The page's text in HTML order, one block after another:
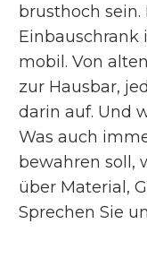
brusthoch
Einbauschrank
mobil. Von
zur Hausbar,
darin auf. Und
Was auch
bewahren soll,
über Material,
Sprechen Sie